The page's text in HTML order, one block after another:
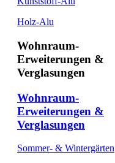
Holz-Alu
Wohnraum-
Erweiterungen &
Verglasungen
Wohnraum-
Erweiterungen &
Verglasungen
Sommer- & Wintergärten